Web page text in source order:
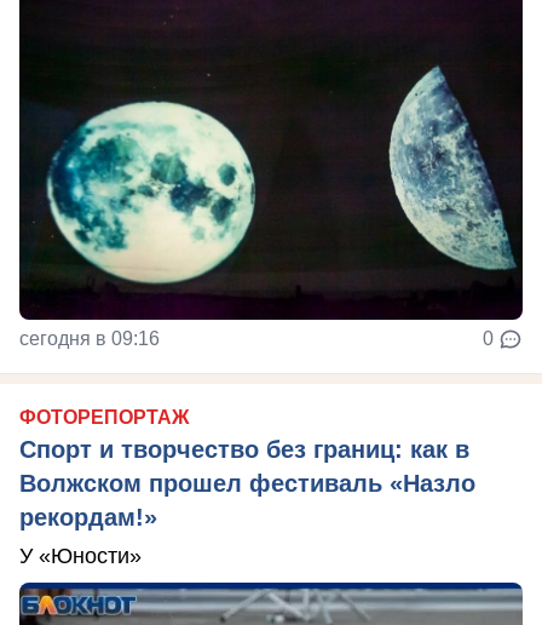
сегодня в 09:16 0
ФОТОРЕПОРТАЖ
Спорт и творчество без границ: как в
Волжском прошел фестиваль «Назло
рекордам!»
У «Юности»